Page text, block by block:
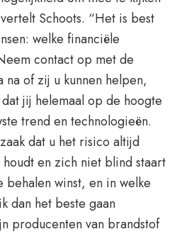
Schoots. “Het is best
welke financiële
contact op met de
of zij u kunnen helpen,
jij helemaal op de hoogte
trend en technologieën.
dat u het risico altijd
en zich niet blind staart
behalen winst, en in welke
dan het beste gaan
producenten van brandstof